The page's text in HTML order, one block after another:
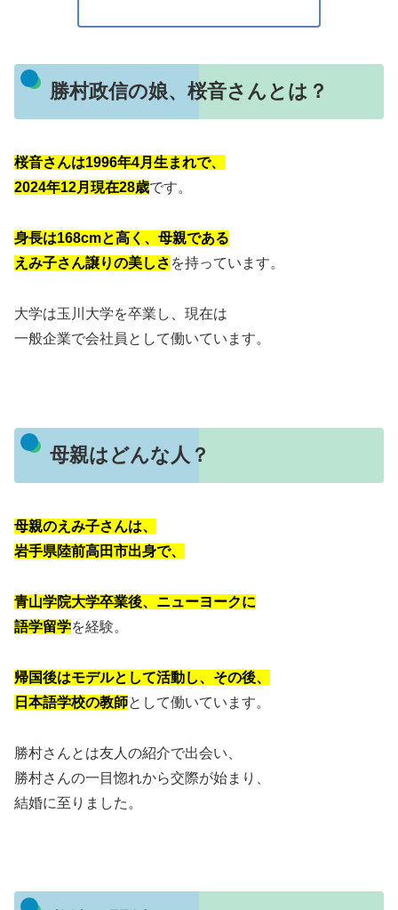
勝村政信の娘、桜音さんとは？
桜音さんは1996年4月生まれで、
2024年12月現在28歳です。
身長は168cmと高く、母親である
えみ子さん譲りの美しさ を持っています。
大学は玉川大学を卒業し、現在は
一般企業で会社員として働いています。
母親はどんな人？
母親のえみ子さんは、
岩手県陸前高田市出身で、
青山学院大学卒業後、ニューヨークに
語学留学を経験。
帰国後はモデルとして活動し、その後、
日本語学校の教師として働いています。
勝村さんとは友人の紹介で出会い、
勝村さんの一目惚れから交際が始まり、
結婚に至りました。